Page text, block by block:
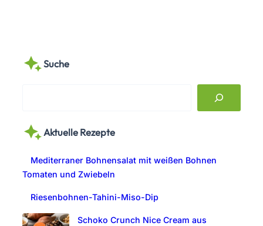
Suche
r
Aktuelle Rezepte
Mediterraner Bohnensalat mit weißen Bohnen
Tomaten und Zwiebeln
Riesenbohnen-Tahini-Miso-Dip
Schoko Crunch Nice Cream aus